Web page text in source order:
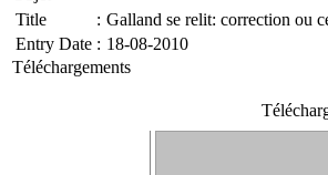
Title
: Galland se relit: correction ou
Entry Date : 18-08-2010
Téléchargements